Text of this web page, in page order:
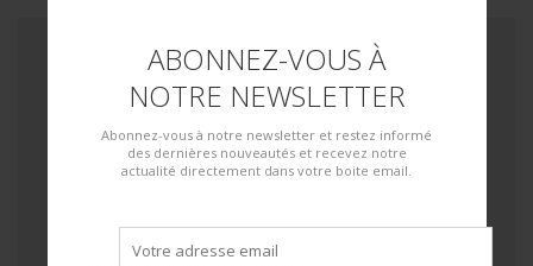
ABONNEZ-VOUS À
NOTRE NEWSLETTER
Abonnez-vous à notre newsletter et restez informé
des dernières nouveautés et recevez notre
actualité directement dans votre boite email.